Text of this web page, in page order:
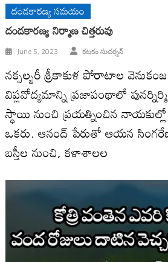
దండకారణ్య సమయం
దండకారణ్య నిర్మాణ చిత్తరువు
June 5, 2023 కటకం సుదర్శన్
నక్సల్బరీ శ్రీకాకుళ పోరాటాల
విప్లవోద్యమాన్ని ప్రజాపంథాలో
స్థాయి నుంచి ప్రయత్నించిన నాయకుల్లో
ఒకరు. ఆనంద్‌ పేరుతో ఆయన
బస్తీల నుంచి, కళాశాలల